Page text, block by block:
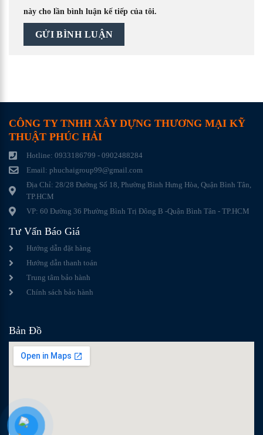
này cho lần bình luận kế tiếp của tôi.
CÔNG TY TNHH XÂY DỰNG THƯƠNG MẠI KỸ
THUẬT PHÚC HẢI
Hotline: 0933186799 - 0902488284
Email: phuchaigroup99@gmail.com
Địa Chỉ: 28/28 Đường Số 18, Phường Bình Hưng Hòa, Quận Bình Tân,
TP.HCM
VP: 60 Đường 36 Phường Bình Trị Đông B -Quận Bình Tân - TP.HCM
Tư Vấn Báo Giá
Hướng dẫn đặt hàng
Hướng dẫn thanh toán
Trung tâm bảo hành
Chính sách bảo hành
Bản Đồ